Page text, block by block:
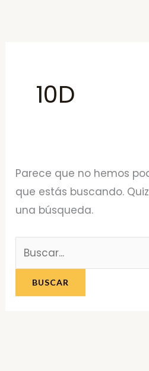
10D
Parece que no hemos
que estás buscando.
una búsqueda.